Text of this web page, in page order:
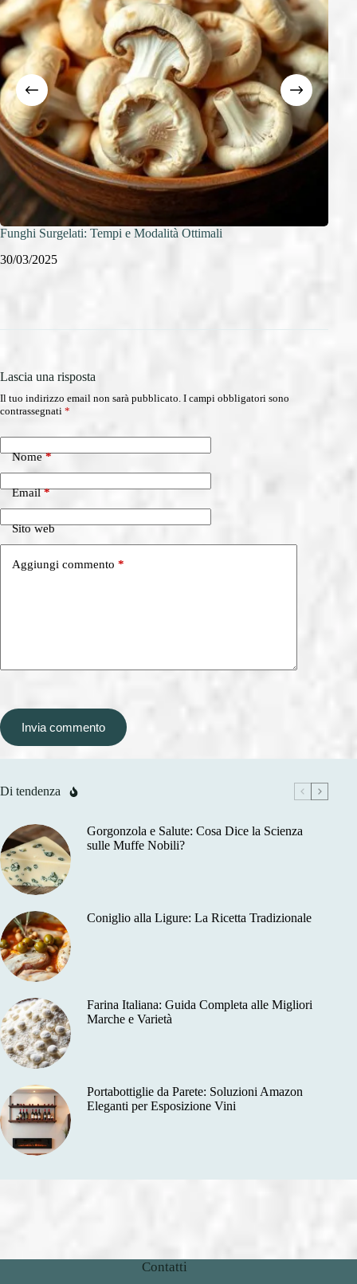
Funghi Surgelati: Tempi e Modalità Ottimali
30/03/2025
Lascia una risposta
Il tuo indirizzo email non sarà pubblicato. I campi obbligatori sono
contrassegnati *
Nome*
Email*
Sito web
Aggiungi commento *
Invia commento
Di tendenza
Gorgonzola e Salute: Cosa Dice la Scienza
sulle Muffe Nobili?
Coniglio alla Ligure: La Ricetta Tradizionale
Farina Italiana: Guida Completa alle Migliori
Marche e Varietà
Portabottiglie da Parete: Soluzioni Amazon
Eleganti per Esposizione Vini
Contatti